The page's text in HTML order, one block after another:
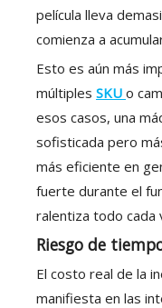
película lleva
comienza a
Esto es aún más
múltiples SKU o
esos casos, una
sofisticada pero
más eficiente en
fuerte durante el
ralentiza todo cada
Riesgo de
El costo real de la
manifiesta en las